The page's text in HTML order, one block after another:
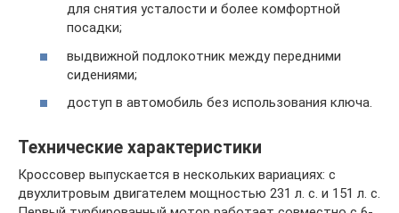
для снятия усталости и более комфортной
посадки;
выдвижной подлокотник между передними
сидениями;
доступ в автомобиль без использования ключа.
Технические характеристики
Кроссовер выпускается в нескольких вариациях: с
двухлитровым двигателем мощностью 231 л. с. и 151 л. с.